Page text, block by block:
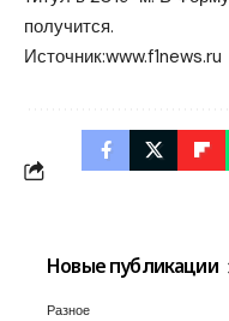
получится.
Источник:www.f1news.ru
Новые публикации
Разное